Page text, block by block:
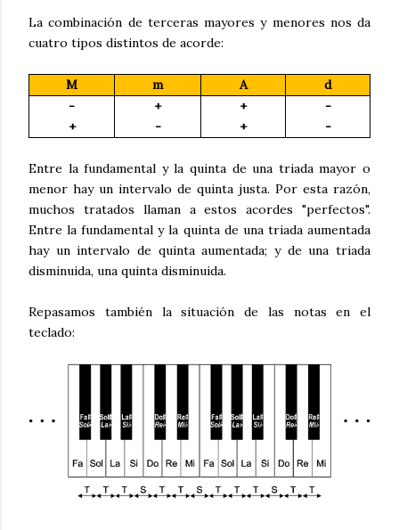
La combinación de terceras mayores y menores nos da
cuatro tipos distintos de acorde:
M m A
d
-
+
+
-
+
+
-
-
Entre la fundamental y la quinta de una triada mayor o
menor hay un intervalo de quinta justa. Por esta razón,
muchos tratados llaman a estos acordes "perfectos".
Entre la fundamental y la quinta de una triada aumentada
hay un intervalo de quinta aumentada; y de una triada
disminuida, una quinta disminuida.
Repasamos también la situación de las notas en el
teclado: